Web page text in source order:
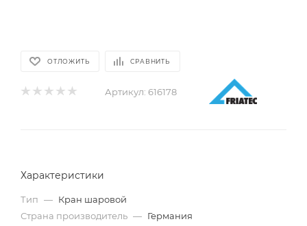
ОТЛОЖИТЬ СРАВНИТЬ
Артикул: 616178
Характеристики
Тип — Кран шаровой
Страна производитель — Германия